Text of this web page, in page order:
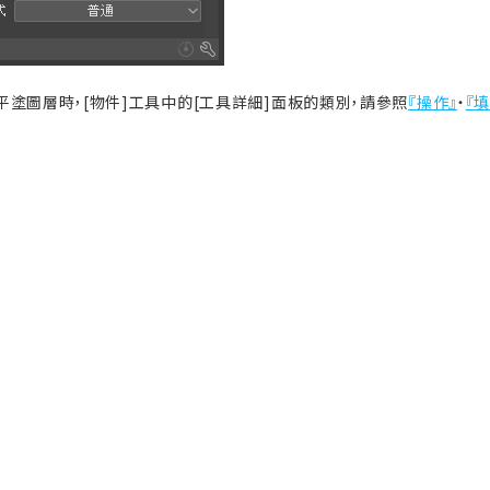
塗圖層時，[物件]工具中的[工具詳細]面板的類別，請參照『操作』・ 『